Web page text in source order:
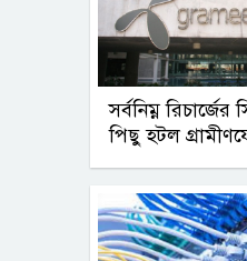
সর্বনিম্ন রিচার্জের
পিছু হটল